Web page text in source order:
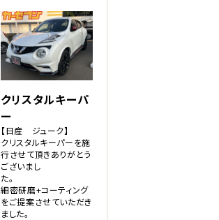
クリスタルキーパ
ー
【日産 ジューク】
クリスタルキーパーを施
行させて頂きありがとう
ございまし
た。
細密研磨+コーティング
をご提案させていただき
ました。